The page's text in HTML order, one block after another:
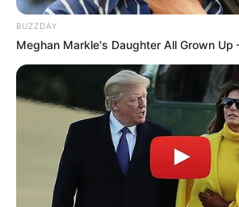
Dikutip dariSocial Bladetahun 2024,
28 dollar atau 31 ribu-436 ribu rupiah,
810 ribu-12 juta rupiah dan pertahun 624-10
juta-155 juta rupiah.
BUZZDAY
Meghan Markle's Daughter All Grown Up